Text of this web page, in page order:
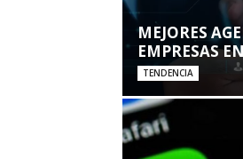
MEJORES
EMPRESAS
TENDENCIA